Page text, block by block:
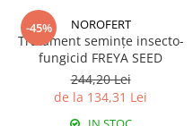
Fungicide
Insecticide
CONIFERE
Fertilizanți foliari
Fertilizanți foliari
GRÂU DE TOAMNĂ
Tratament semințe
Biostimulatori
Fertilizanți foliari
-45% NOROFERT
Tratament semințe insecto-
fungicid FREYA SEED
244,20 Lei
de la 134,31 Lei